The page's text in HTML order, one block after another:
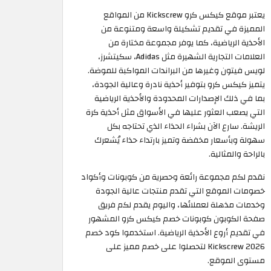
يعتبر موقع كيكس كرو Kickscrew من المواقع
المميزة في تقديم تشكيلة واسعة ومتنوعة من
الأحذية الرياضية، كما يوفر مجموعة مختارة من
العلامات التجارية الشهيرة مثل Adidas، سكيتشرز،
لويس فيتون وغيرها من البراندات المواكبة للموضة.
يتميز كيكس كرو بتوفير أحذية نادرة وعالية الجودة،
بما في ذلك الإصدارات المحدودة والأحذية الرياضية
التي يصعب العثور عليها في الأسواق مثل أحذية كرة
الريشة. سارع الآن بشراء الحذاء الذي تحتاجه بكل
سهولة وبأسعار مخفضة وتميز بارتداء حذاء يُشعرك
بالراحة والمثالية.
نقدم لكم مجموعة رائعة وحصرية من كوبونات وأكواد
خصومات الموقع التي تقدم منتجات عالية الجودة
وخدمات مذهلة لعملائها، واليوم يقدم لكم فريق
صفحة الكوبون كوبونات خصم كيكس كرو المشهور
في تقديم أروع الأحذية الرياضية. استخدموا كود خصم
Kickscrew 2026 لتحصلوا على خصم مميز على
مستوى الموقع.